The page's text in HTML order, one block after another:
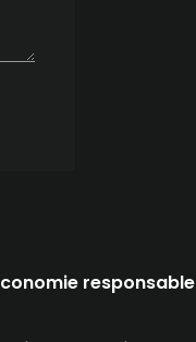
responsable